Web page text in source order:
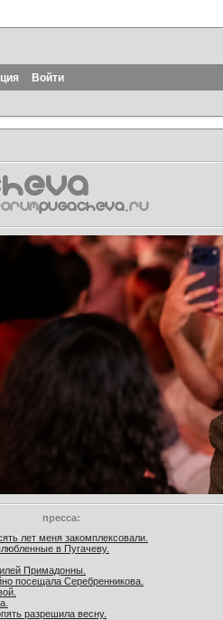
Войти
пресса:
лет меня закомплексовали.
в Пугачеву.
Примадонны.
посещала Серебренникова.
разрешила весну.